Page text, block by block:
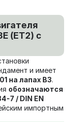
(ET2) с
и имеет
на лапах В3.
обозначаются
7 / DIN EN
импортным